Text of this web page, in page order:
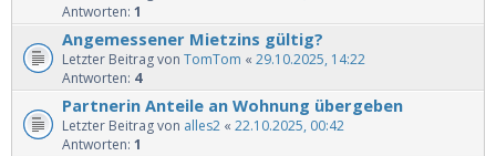
Antworten: 1
Angemessener Mietzins gültig?
Letzter Beitrag von TomTom « 29.10.2025, 14:22
Antworten: 4
Partnerin Anteile an Wohnung übergeben
Letzter Beitrag von alles2 « 22.10.2025, 00:42
Antworten: 1